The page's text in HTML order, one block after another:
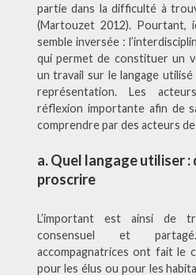
partie dans la difficulté à
(Martouzet 2012). Pourtant,
semble inversée :
qui permet de constituer un
un travail sur le langage
représentation. Les
réflexion importante afin de
comprendre par des acteurs
a. Quel langage utiliser :
proscrire
L’important est ainsi de
consensuel et
accompagnatrices ont fait le
pour les élus ou pour les